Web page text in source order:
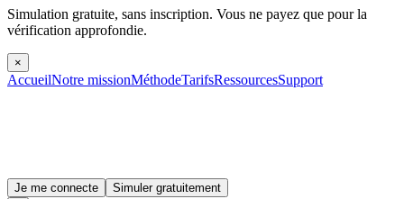
Simulation gratuite, sans inscription. Vous ne payez que pour la
vérification approfondie.
×
AccueilNotre missionMéthodeTarifsRessourcesSupport
Je me connecte
Simuler gratuitement